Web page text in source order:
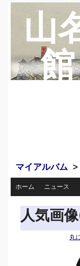
山
マイアルバム >
ホーム ニュース
人気画
丸